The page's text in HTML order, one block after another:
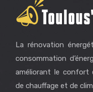
La rénovation
consommation
améliorant le confort
de chauffage et de